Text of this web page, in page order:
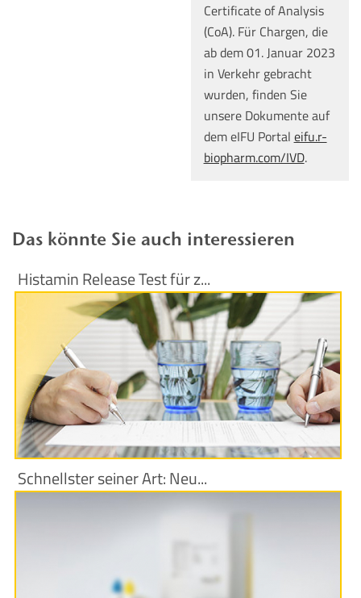
Certificate of Analysis
(CoA). Für Chargen, die
ab dem 01. Januar 2023
in Verkehr gebracht
wurden, finden Sie
unsere Dokumente auf
dem eIFU Portal eifu.r-
biopharm.com/IVD.
Das könnte Sie auch interessieren
Histamin Release Test für z...
Produktinformationen
Schnellster seiner Art: Neu...